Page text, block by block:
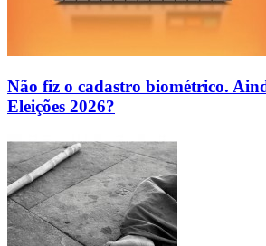
Não fiz o cadastro biométrico.
Eleições 2026?